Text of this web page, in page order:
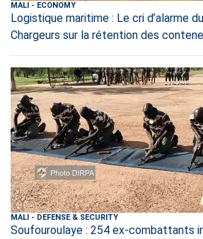
MALI - ECONOMY
Logistique maritime : Le cri d’alarme
Chargeurs sur la rétention des
MALI - DEFENSE & SECURITY
Soufouroulaye : 254 ex-combattants